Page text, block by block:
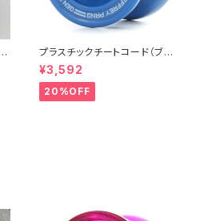
プラスチックチートコード（ブル
ー）
¥3,592
20%OFF